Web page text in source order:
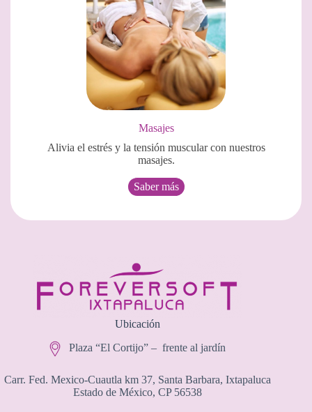
Masajes
Alivia el estrés y la tensión muscular con nuestros
masajes.
Saber más
Ubicación
Plaza “El Cortijo” – frente al jardín
Carr. Fed. Mexico-Cuautla km 37, Santa Barbara, Ixtapaluca
Estado de México, CP 56538